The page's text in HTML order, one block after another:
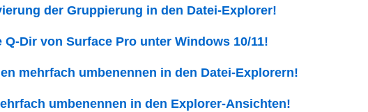
der Gruppierung in den Datei-Explorer!
Q-Dir von Surface Pro unter Windows 10/11!
mehrfach umbenennen in den Datei-Explorern!
umbenennen in den Explorer-Ansichten!